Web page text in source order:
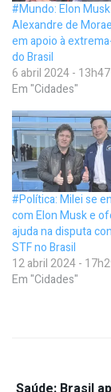
#Mundo: Elon
Alexandre de
em apoio à
do Brasil
6 abril 2024 - 13h47
Em "Cidades"
#Política: Milei se
com Elon Musk e
ajuda na disputa
STF no Brasil
12 abril 2024 -
Em "Cidades"